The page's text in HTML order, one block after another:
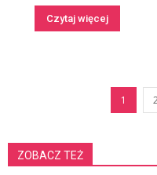
Czytaj więcej
1
ZOBACZ TEŻ